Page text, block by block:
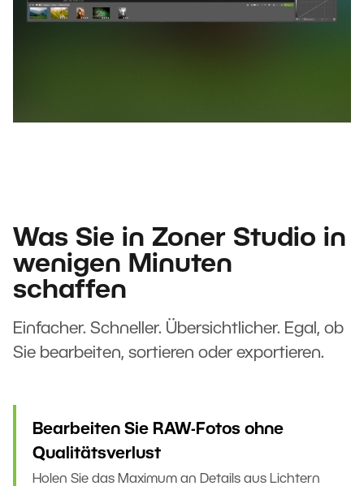
Was Sie in Zoner Studio in
wenigen Minuten
schaffen
Einfacher. Schneller. Übersichtlicher. Egal, ob
Sie bearbeiten, sortieren oder exportieren.
Bearbeiten Sie RAW-Fotos ohne
Qualitätsverlust
Holen Sie das Maximum an Details aus Lichtern